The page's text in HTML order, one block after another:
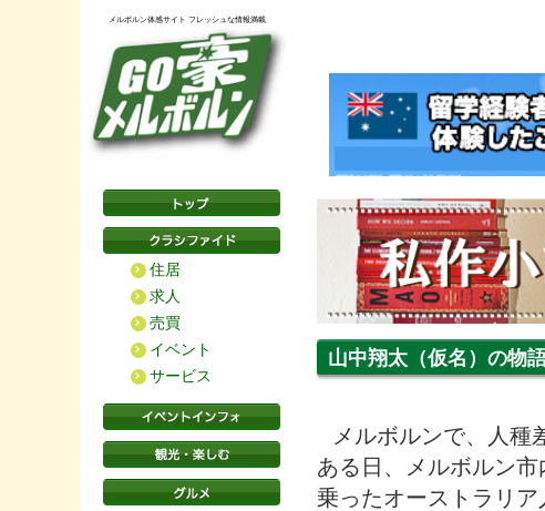
メルボルン体感サイト フレッシュな情報満載
住居
求人
売買
イベント
サービス
山中翔太（仮名）の物
メルボルンで、人種
ある日、メルボルン
乗ったオーストラリ